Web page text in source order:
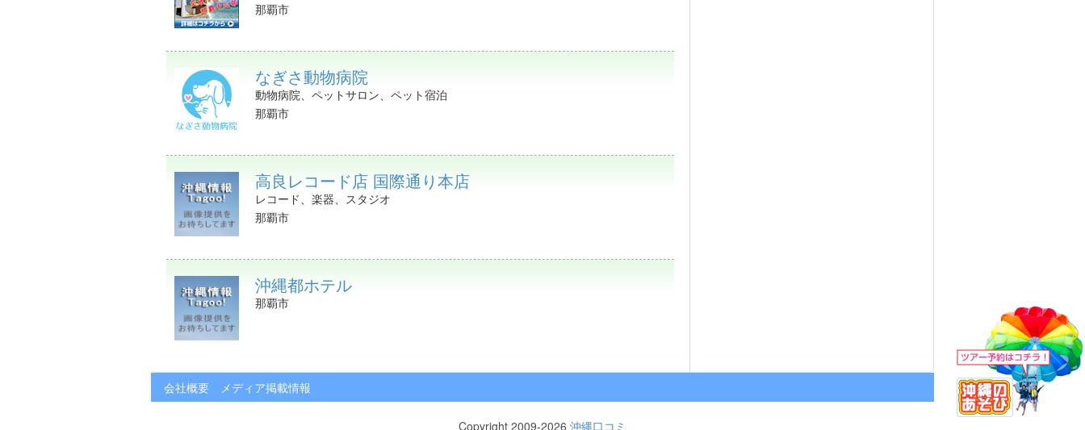
那覇市
なぎさ動物病院
動物病院、ペットサロン、ペット宿泊
那覇市
高良レコード店 国際通り本店
レコード、楽器、スタジオ
那覇市
沖縄都ホテル
那覇市
会社概要 メディア掲載情報
Copyright 2009-2026 沖縄口コミ